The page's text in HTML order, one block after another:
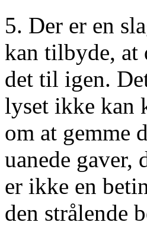
5. Der er en
kan tilbyde, at
det til igen.
lyset ikke kan
om at gemme
uanede gaver,
er ikke en
den strålende